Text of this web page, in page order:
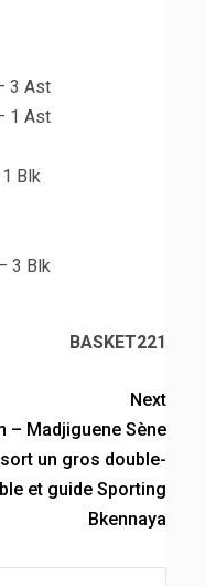
3 Ast
1 Ast
Blk
3 Blk
BASKET221
Next
– Madjiguene Sène
sort un gros double-
et guide Sporting
Bkennaya